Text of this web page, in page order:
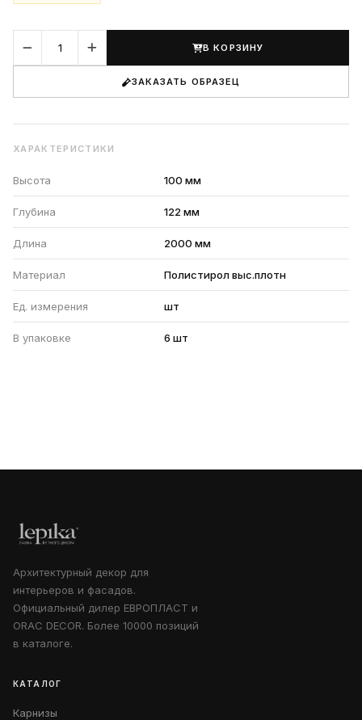
В КОРЗИНУ
ЗАКАЗАТЬ ОБРАЗЕЦ
ХАРАКТЕРИСТИКИ
Высота 100 мм
Глубина 122 мм
Длина 2000 мм
Материал Полистирол выс.плотн
Ед. измерения шт
В упаковке 6 шт
Архитектурный декор для
интерьеров и фасадов.
Официальный дилер ЕВРОПЛАСТ и
ORAC DECOR. Более 10000 позиций
в каталоге.
КАТАЛОГ
Карнизы